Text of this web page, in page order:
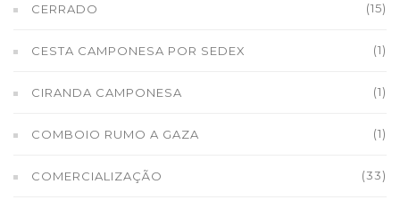
CERRADO (15)
CESTA CAMPONESA POR SEDEX (1)
CIRANDA CAMPONESA (1)
COMBOIO RUMO A GAZA (1)
COMERCIALIZAÇÃO (33)